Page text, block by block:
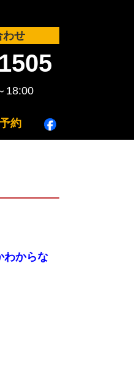
わせ
約
わからな